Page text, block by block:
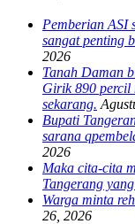
Pemberian ASI
sangat penting
2026
Tanah Daman
Girik 890 percil
sekarang.
Bupati
sarana
2026
Maka cita-cita
Tangerang
Warga minta
26, 2026